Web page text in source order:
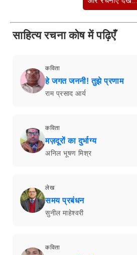
साहित्य रचना कोष में पढ़िएँ
कविता
हे जगत जननी! तुझे प्रणाम
राम प्रसाद आर्य
कविता
मज़दूरों का दुर्भाग्य
अनिल भूषण मिश्र
लेख
समय प्रबंधन
सुनील माहेश्वरी
कविता